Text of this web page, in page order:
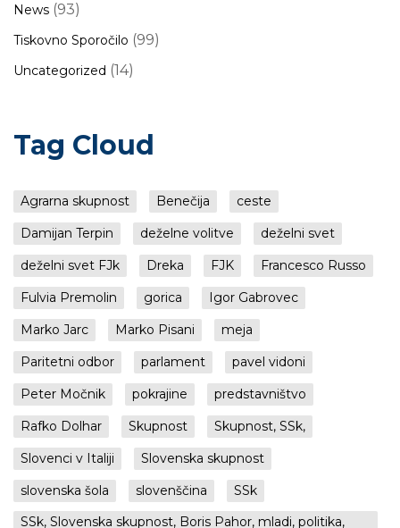
News (93)
Tiskovno Sporočilo (99)
Uncategorized (14)
Tag Cloud
Agrarna skupnost Benečija
ceste
Damijan Terpin
deželne volitve
deželni svet
deželni svet FJk
Dreka FJK
Francesco Russo
Fulvia Premolin
gorica
Igor Gabrovec
Marko Jarc
Marko Pisani
meja
Paritetni odbor
parlament
pavel vidoni
Peter Močnik
pokrajine
predstavništvo
Rafko Dolhar
Skupnost
Skupnost, SSk,
Slovenci v Italiji
Slovenska skupnost
slovenska šola
slovenščina
SSk
SSk, Slovenska skupnost, Boris Pahor, mladi, politika,